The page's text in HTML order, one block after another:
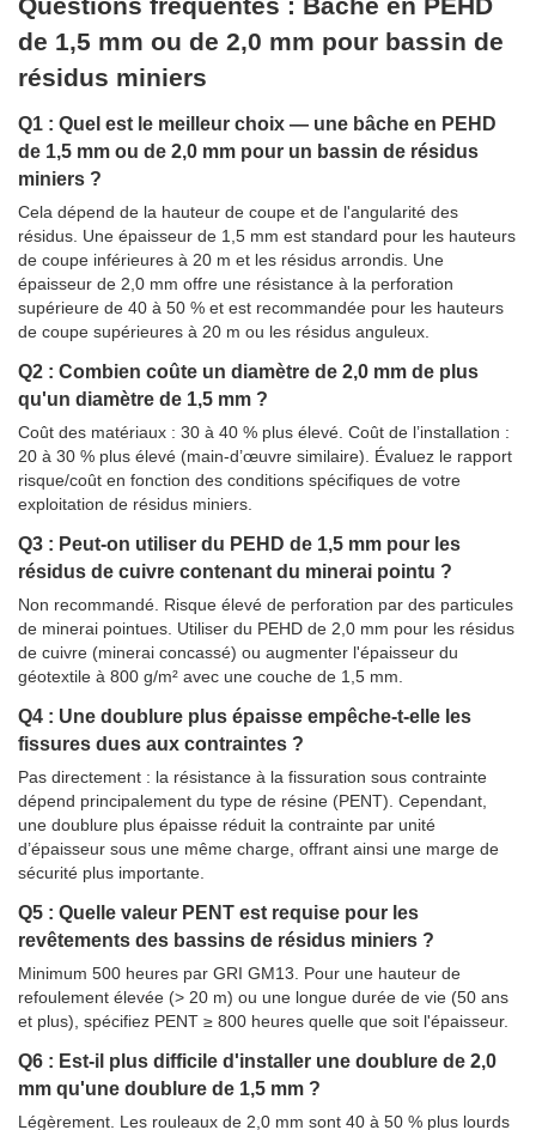
de 1,5 mm ou de 2,0 mm pour bassin de
résidus miniers
Q1 : Quel est le meilleur choix — une bâche en PEHD
de 1,5 mm ou de 2,0 mm pour un bassin de résidus
miniers ?
Cela dépend de la hauteur de coupe et de l'angularité des
résidus. Une épaisseur de 1,5 mm est standard pour les hauteurs
de coupe inférieures à 20 m et les résidus arrondis. Une
épaisseur de 2,0 mm offre une résistance à la perforation
supérieure de 40 à 50 % et est recommandée pour les hauteurs
de coupe supérieures à 20 m ou les résidus anguleux.
Q2 : Combien coûte un diamètre de 2,0 mm de plus
qu'un diamètre de 1,5 mm ?
Coût des matériaux : 30 à 40 % plus élevé. Coût de l’installation :
20 à 30 % plus élevé (main-d’œuvre similaire). Évaluez le rapport
risque/coût en fonction des conditions spécifiques de votre
exploitation de résidus miniers.
Q3 : Peut-on utiliser du PEHD de 1,5 mm pour les
résidus de cuivre contenant du minerai pointu ?
Non recommandé. Risque élevé de perforation par des particules
de minerai pointues. Utiliser du PEHD de 2,0 mm pour les résidus
de cuivre (minerai concassé) ou augmenter l'épaisseur du
géotextile à 800 g/m² avec une couche de 1,5 mm.
Q4 : Une doublure plus épaisse empêche-t-elle les
fissures dues aux contraintes ?
Pas directement : la résistance à la fissuration sous contrainte
dépend principalement du type de résine (PENT). Cependant,
une doublure plus épaisse réduit la contrainte par unité
d’épaisseur sous une même charge, offrant ainsi une marge de
sécurité plus importante.
Q5 : Quelle valeur PENT est requise pour les
revêtements des bassins de résidus miniers ?
Minimum 500 heures par GRI GM13. Pour une hauteur de
refoulement élevée (> 20 m) ou une longue durée de vie (50 ans
et plus), spécifiez PENT ≥ 800 heures quelle que soit l'épaisseur.
Q6 : Est-il plus difficile d'installer une doublure de 2,0
mm qu'une doublure de 1,5 mm ?
Légèrement. Les rouleaux de 2,0 mm sont 40 à 50 % plus lourds